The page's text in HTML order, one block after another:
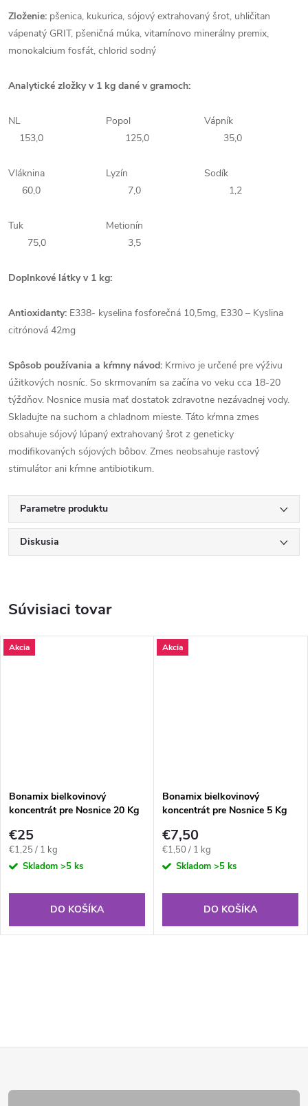
Zloženie: pšenica, kukurica, sójový extrahovaný šrot, uhličitan
vápenatý GRIT, pšeničná múka, vitamínovo minerálny premix,
monokalcium fosfát, chlorid sodný
Analytické zložky v 1 kg dané v gramoch:
NL
153,0
Popol
125,0
Vápník
35,0
Vláknina
60,0
Lyzín
7,0
Sodík
1,2
Tuk
75,0
Metionín
3,5
Doplnkové látky v 1 kg:
Antioxidanty: E338- kyselina fosforečná 10,5mg, E330 – Kyslina
citrónová 42mg
Spôsob používania a kŕmny návod: Krmivo je určené pre výživu
úžitkových nosníc. So skrmovaním sa začína vo veku cca 18-20
týždňov. Nosnice musia mať dostatok zdravotne nezávadnej vody.
Skladujte na suchom a chladnom mieste. Táto kŕmna zmes
obsahuje sójový lúpaný extrahovaný šrot z geneticky
modifikovaných sójových bôbov. Zmes neobsahuje rastový
stimulátor ani kŕmne antibiotikum.
Parametre produktu
Diskusia
Súvisiaci tovar
Akcia
Bonamix bielkovinový
koncentrát pre Nosnice 20 Kg
€25
Jednotková
cena:
€1,25 / 1 kg
Skladom >5 ks
DO KOŠÍKA
Akcia
Bonamix bielkovinový
koncentrát pre Nosnice 5 Kg
€7,50
Jednotková
cena:
€1,50 / 1 kg
Skladom >5 ks
DO KOŠÍKA
á